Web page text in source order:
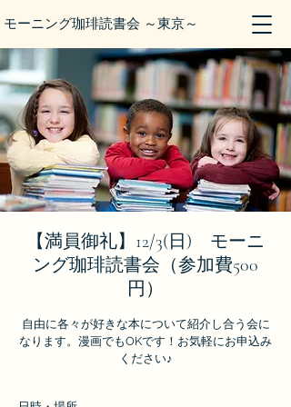
モーニング珈琲読書会 ～東京～
【満員御礼】12/3(日) モーニ
ング珈琲読書会（参加費500
円）
自由に各々が好きな本について紹介し合う会に
なります。漫画でもOKです！お気軽にお申込み
ください♪